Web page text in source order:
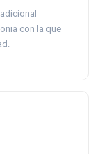
con la que